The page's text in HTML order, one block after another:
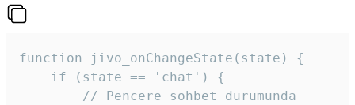
function jivo_onChangeState(state) {
    if (state == 'chat') {
        // Pencere sohbet durumunda